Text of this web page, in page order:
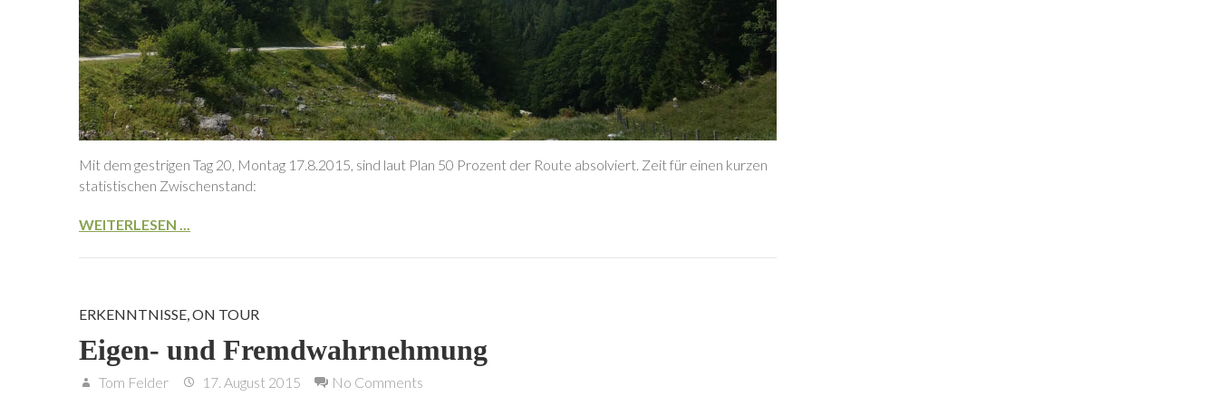
Mit dem gestrigen Tag 20, Montag 17.8.2015, sind laut Plan 50 Prozent der Route absolviert. Zeit für einen kurzen
statistischen Zwischenstand:
WEITERLESEN ...
ERKENNTNISSE,ON TOUR
Eigen- und Fremdwahrnehmung
Tom Felder 17. August 2015 No Comments